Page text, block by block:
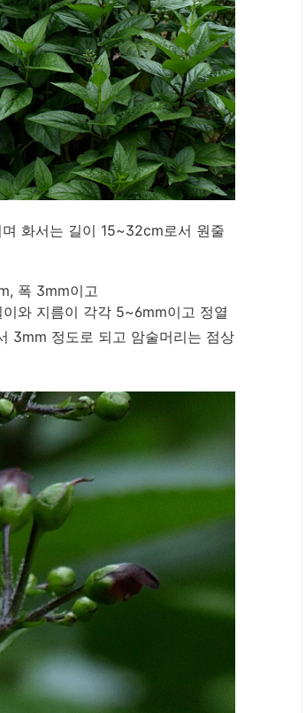
화서는 길이 15~32cm로서 원줄
폭 3mm이고
와 지름이 각각 5~6mm이고 정열
3mm 정도로 되고 암술머리는 점상